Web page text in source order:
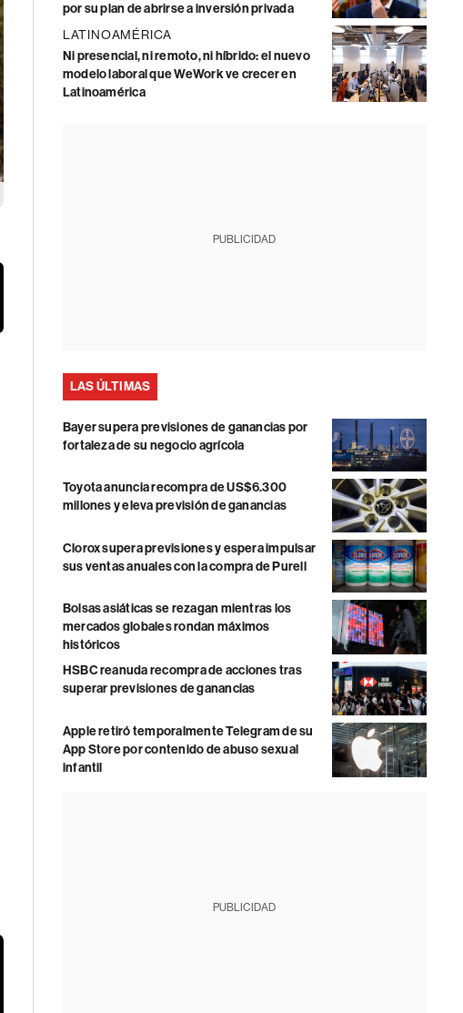
por su plan de abrirse a inversión privada
LATINOAMÉRICA
Ni presencial, ni remoto, ni híbrido: el nuevo
modelo laboral que WeWork ve crecer en
Latinoamérica
PUBLICIDAD
LAS ÚLTIMAS
Bayer supera previsiones de ganancias por
fortaleza de su negocio agrícola
Toyota anuncia recompra de US$6.300
millones y eleva previsión de ganancias
Clorox supera previsiones y espera impulsar
sus ventas anuales con la compra de Purell
Bolsas asiáticas se rezagan mientras los
mercados globales rondan máximos
históricos
HSBC reanuda recompra de acciones tras
superar previsiones de ganancias
Apple retiró temporalmente Telegram de su
App Store por contenido de abuso sexual
infantil
PUBLICIDAD